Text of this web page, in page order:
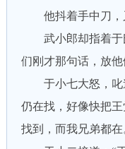
他抖着手中刀，
武小郎却指着于
们刚才那句话，放
于小七大怒，叱
仍在找，好像快把
找到，而我兄弟都在